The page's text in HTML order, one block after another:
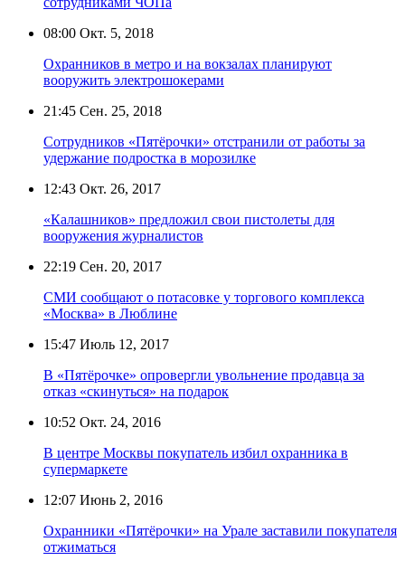
08:00 Окт. 5, 2018
Охранников в метро и на вокзалах планируют
вооружить электрошокерами
21:45 Сен. 25, 2018
Сотрудников «Пятёрочки» отстранили от работы за
удержание подростка в морозилке
12:43 Окт. 26, 2017
«Калашников» предложил свои пистолеты для
вооружения журналистов
22:19 Сен. 20, 2017
СМИ сообщают о потасовке у торгового комплекса
«Москва» в Люблине
15:47 Июль 12, 2017
В «Пятёрочке» опровергли увольнение продавца за
отказ «скинуться» на подарок
10:52 Окт. 24, 2016
В центре Москвы покупатель избил охранника в
супермаркете
12:07 Июнь 2, 2016
Охранники «Пятёрочки» на Урале заставили покупателя
отжиматься